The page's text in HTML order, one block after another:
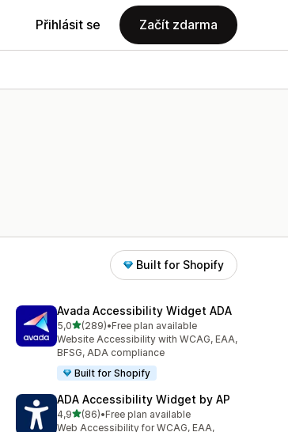
Přihlásit se Začít zdarma
Built for Shopify
Avada Accessibility Widget ADA
5,0z 5 hvězd
(289)
Celkový počet recenzí: 289
•Free plan available
Website Accessibility with WCAG, EAA,
BFSG, ADA compliance
Built for Shopify
ADA Accessibility Widget by AP
4,9z 5 hvězd
(86)
Celkový počet recenzí: 86
•Free plan available
Web Accessibility for WCAG, EAA,